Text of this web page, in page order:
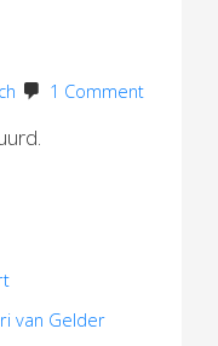
1 Comment
van Gelder